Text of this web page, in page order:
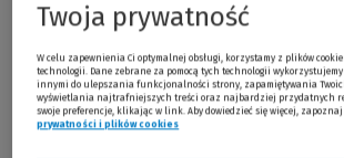
Twoja prywatność
W celu zapewnienia Ci optymalnej obsługi, korzystamy z plików
technologii. Dane zebrane za pomocą tych technologii
innymi do ulepszania funkcjonalności strony, zapamiętywania
wyświetlania najtrafniejszych treści oraz najbardziej przydatnych
swoje preferencje, klikając w link. Aby dowiedzieć się więcej,
prywatności i plików cookies